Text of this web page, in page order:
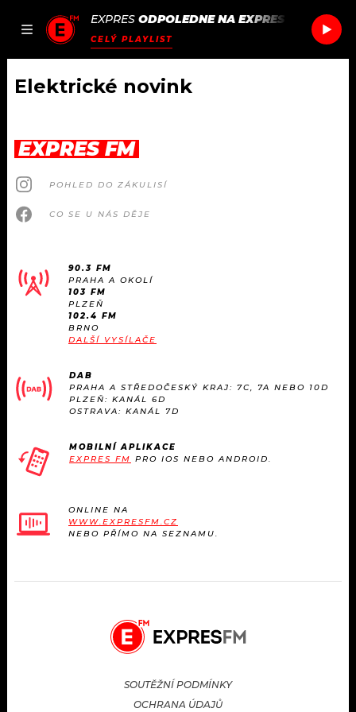
JAK
SEZNAM.CZ
EXPRES ODPOLEDNE NA EXPRES FM /
CELÝ PLAYLIST
DOMŮ
ČLÁNKY
AKTUÁLNĚ
ROZHOVORY
#NEBUDUDOMA
KVÍZY
TRENDY
KULTURA
PODCASTY
RÁDIO
APLIKACE
PROGRAM
PLAYLIST
JAK NALADIT
SOUTĚŽE
Elektrické novink
EXPRES FM
POHLED DO ZÁKULISÍ
CO SE U NÁS DĚJE
90.3 FM
PRAHA A OKOLÍ
103 FM
PLZEŇ
102.4 FM
BRNO
DALŠÍ VYSÍLAČE
DAB
PRAHA A STŘEDOČESKÝ KRAJ: 7C, 7A NEBO 10D
PLZEŇ: KANÁL 6D
OSTRAVA: KANÁL 7D
MOBILNÍ APLIKACE
EXPRES FM PRO IOS NEBO ANDROID.
ONLINE NA
WWW.EXPRESFM.CZ
NEBO PŘÍMO NA SEZNAMU.
SOUTĚŽNÍ PODMÍNKY
OCHRANA ÚDAJŮ